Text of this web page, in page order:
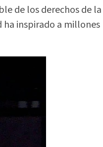
de los derechos de la
ha inspirado a millones